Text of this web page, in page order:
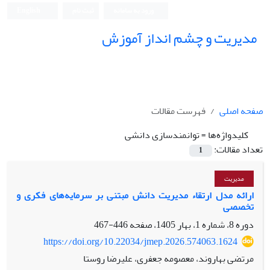
مدیریت و چشم انداز آموزش
صفحه اصلی
فهرست مقالات
کلیدواژه‌ها =توانمندسازی دانشی
تعداد مقالات:
1
مدیریت
ارائه مدل ارتقاء مدیریت دانش مبتنی بر سرمایه‌های فکری و
تخصصی
دوره 8، شماره 1، بهار 1405، صفحه
446-467
https://doi.org/10.22034/jmep.2026.574063.1624
مرتضی بهاروند، معصومه جعفری، علیرضا روستا